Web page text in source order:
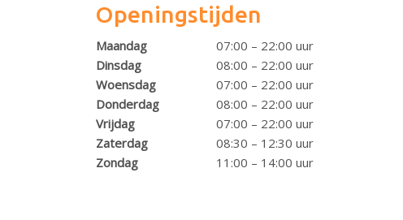
Openingstijden
Maandag
07:00 – 22:00 uur
Dinsdag
08:00 – 22:00 uur
Woensdag
07:00 – 22:00 uur
Donderdag
08:00 – 22:00 uur
Vrijdag
07:00 – 22:00 uur
Zaterdag
08:30 – 12:30 uur
Zondag
11:00 – 14:00 uur